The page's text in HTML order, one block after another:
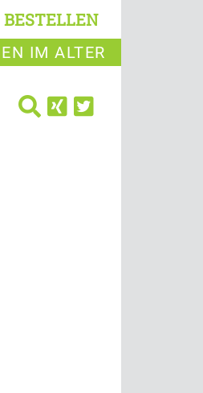
IM ALTER